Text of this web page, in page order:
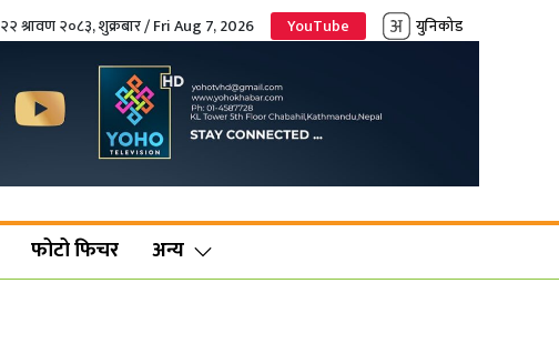
२२ श्रावण २०८३, शुक्रबार / Fri Aug 7, 2026 YouTube युनिकोड
फोटो फिचर अन्य